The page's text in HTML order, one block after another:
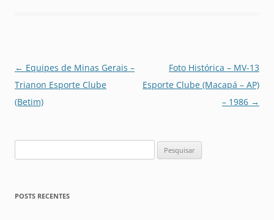
Navegação
de
posts
← Equipes de Minas Gerais –
Trianon Esporte Clube
(Betim)
Foto Histórica – MV-13
Esporte Clube (Macapá – AP)
– 1986 →
por:
POSTS RECENTES